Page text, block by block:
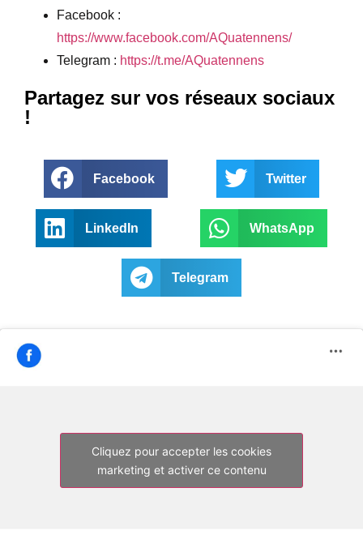
Facebook :
https://www.facebook.com/AQuatennens/
Telegram : https://t.me/AQuatennens
Partagez sur vos réseaux sociaux
!
Facebook Twitter
LinkedIn WhatsApp
Telegram
Cliquez pour accepter les cookies
marketing et activer ce contenu